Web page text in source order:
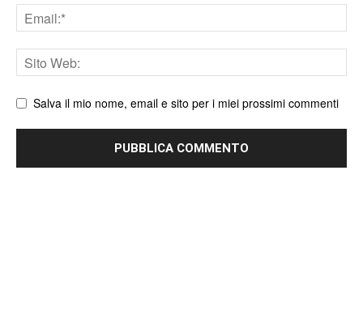
Email
Sito
web
Salva il mio nome, email e sito per i miei prossimi commenti